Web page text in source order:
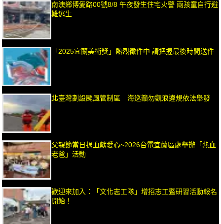
南澳鄉博愛路00號8/8 午夜發生住宅火警 兩孩童自行避
難逃生
「2025宜蘭美術獎」熱烈徵件中 請把握最後時間送件
北臺灣劃設颱風管制區 海巡籲勿觀浪違規依法舉發
父親節當日捐血獻愛心~2026台電宜蘭區處舉辦「熱血
老爸」活動
歡迎來加入：「文化志工隊」增招志工暨研習活動報名
開始！